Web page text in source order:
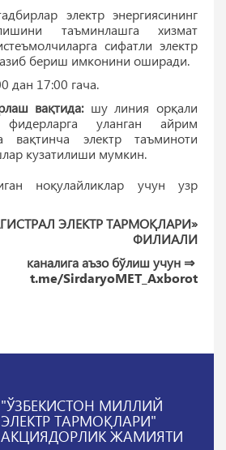
электр энергиясининг
таъминлашга хизмат
сифатли электр
бериш имконини оширади.
дан 17:00 гача.
вақтида:шу линия орқали
фидерларга уланган айрим
вақтинча электр таъминоти
кузатилиши мумкин.
ноқулайликлар учун узр
ЭЛEКТР ТАРМОҚЛАРИ»
ФИЛИАЛИ
каналига аъзо бўлиш учун ⇒
t.me/SirdaryoMET_Axborot
"ЎЗБЕКИСТОН МИЛЛИЙ
ЭЛЕКТР ТАРМОҚЛАРИ"
АКЦИЯДОРЛИК ЖАМИЯТИ